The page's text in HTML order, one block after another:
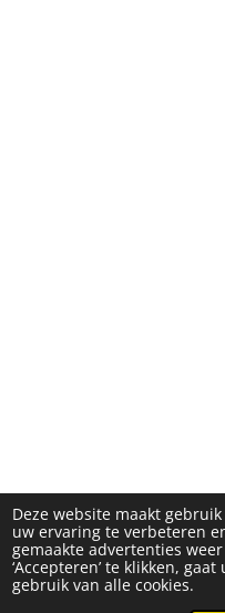
Deze website maakt
uw ervaring te verbeteren
gemaakte advertenties
‘Accepteren’ te klikken,
gebruik van alle cookies.
© 2024 Custom Made By C-
VOORWAARDEN